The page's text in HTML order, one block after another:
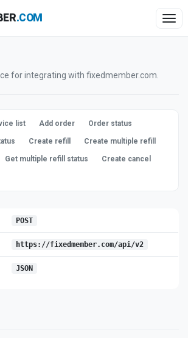
for integrating with fixedmember.com.
list Add order Order status
Create refill Create multiple refill
Get multiple refill status Create cancel
POST
https://fixedmember.com/api/v2
JSON